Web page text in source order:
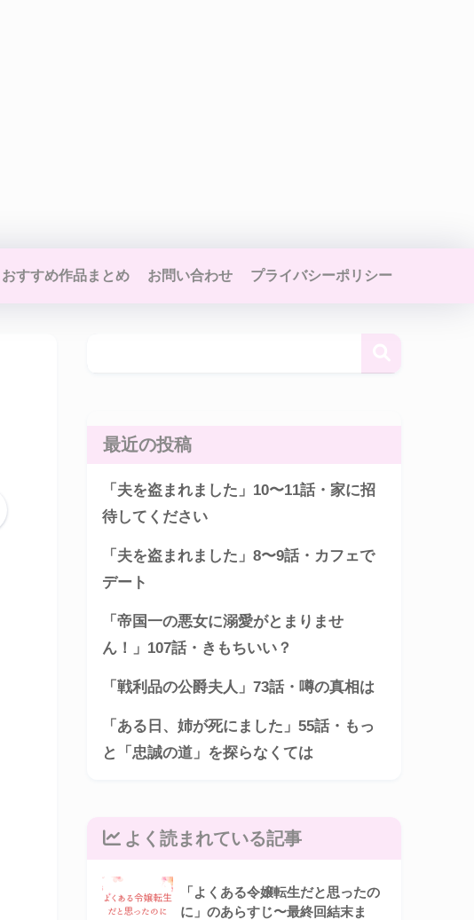
おすすめ作品まとめ お問い合わせ プライバシーポリシー
最近の投稿
「夫を盗まれました」10〜11話・家に招
待してください
「夫を盗まれました」8〜9話・カフェで
デート
「帝国一の悪女に溺愛がとまりませ
ん！」107話・きもちいい？
「戦利品の公爵夫人」73話・噂の真相は
「ある日、姉が死にました」55話・もっ
と「忠誠の道」を探らなくては
よく読まれている記事
「よくある令嬢転生だと思ったの
に」のあらすじ〜最終回結末ま